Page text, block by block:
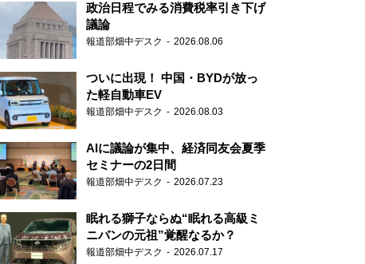
政治日程でみる消費税率引き下げ
議論
報道部畑中デスク 2026.08.06
ついに出現！ 中国・BYDが放っ
た軽自動車EV
報道部畑中デスク 2026.08.03
AIに議論が集中、経済同友会夏季
セミナーの2日間
報道部畑中デスク 2026.07.23
眠れる獅子ならぬ“眠れる高級ミ
ニバンの元祖”覚醒なるか？
報道部畑中デスク 2026.07.17